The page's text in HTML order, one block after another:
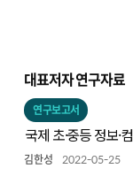
대표저자 연구자료
연구보고서
국제 초·중등 정보·
김한성 2022-05-25